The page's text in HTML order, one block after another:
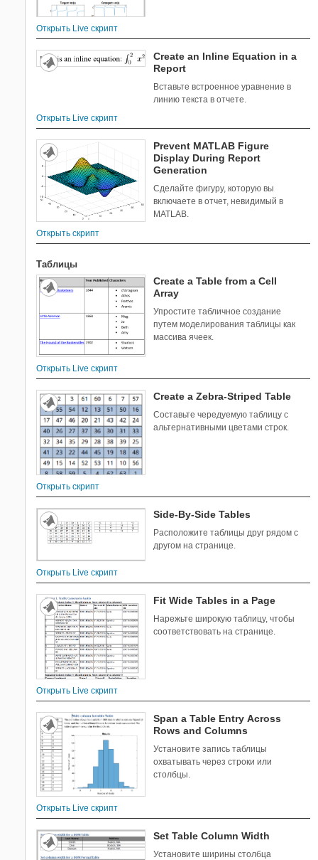
Открыть Live скрипт
Create an Inline Equation in a
Report
Вставьте встроенное уравнение в
линию текста в отчете.
Открыть Live скрипт
Prevent MATLAB Figure
Display During Report
Generation
Сделайте фигуру, которую вы
включаете в отчет, невидимый в
MATLAB.
Открыть скрипт
Таблицы
Create a Table from a Cell
Array
Упростите табличное создание
путем моделирования таблицы как
массива ячеек.
Открыть Live скрипт
Create a Zebra-Striped Table
Составьте чередуемую таблицу с
альтернативными цветами строк.
Открыть скрипт
Side-By-Side Tables
Расположите таблицы друг рядом с
другом на странице.
Открыть Live скрипт
Fit Wide Tables in a Page
Нарежьте широкую таблицу, чтобы
соответствовать на странице.
Открыть Live скрипт
Span a Table Entry Across
Rows and Columns
Установите запись таблицы
охватывать через строки или
столбцы.
Открыть Live скрипт
Set Table Column Width
Установите ширины столбца